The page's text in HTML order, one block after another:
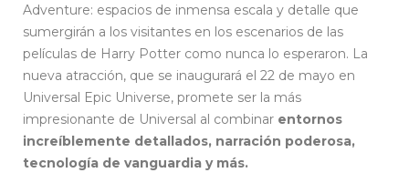
Adventure: espacios de inmensa escala y detalle que
sumergirán a los visitantes en los escenarios de las
películas de Harry Potter como nunca lo esperaron. La
nueva atracción, que se inaugurará el 22 de mayo en
Universal Epic Universe, promete ser la más
impresionante de Universal al combinar entornos
increíblemente detallados, narración poderosa,
tecnología de vanguardia y más.